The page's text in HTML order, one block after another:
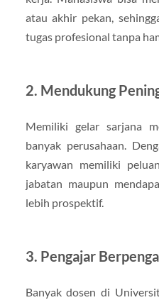
atau akhir pekan,
tugas profesional tanpa
2. Mendukung
Memiliki gelar sarjana
banyak perusahaan.
karyawan memiliki
jabatan maupun
lebih prospektif.
3. Pengajar
Banyak dosen di